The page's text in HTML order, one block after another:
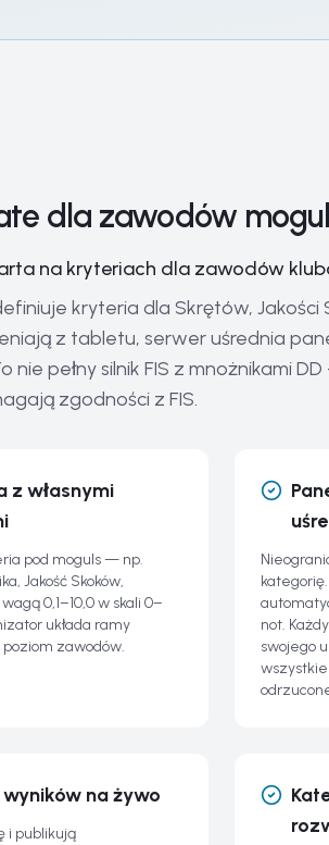
dla zawodów
na kryteriach dla zawodów
kryteria dla Skrętów, Jakości
z tabletu, serwer uśrednia
nie pełny silnik FIS z mnożnikami
zgodności z FIS.
z własnymi
pod moguls — np.
Jakość Skoków,
0,1–10,0 w skali 0–
układa ramy
zawodów.
not.
swojego
na żywo
i publikują